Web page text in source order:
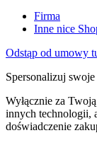
Firma
Inne nice
Odstąp od umowy
Spersonalizuj
Wyłącznie za
innych technologii,
doświadczenie